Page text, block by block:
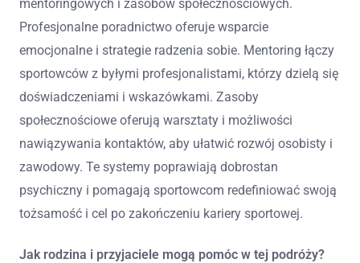
mentoringowych i zasobów społecznościowych.
Profesjonalne poradnictwo oferuje wsparcie
emocjonalne i strategie radzenia sobie. Mentoring łączy
sportowców z byłymi profesjonalistami, którzy dzielą się
doświadczeniami i wskazówkami. Zasoby
społecznościowe oferują warsztaty i możliwości
nawiązywania kontaktów, aby ułatwić rozwój osobisty i
zawodowy. Te systemy poprawiają dobrostan
psychiczny i pomagają sportowcom redefiniować swoją
tożsamość i cel po zakończeniu kariery sportowej.
Jak rodzina i przyjaciele mogą pomóc w tej podróży?